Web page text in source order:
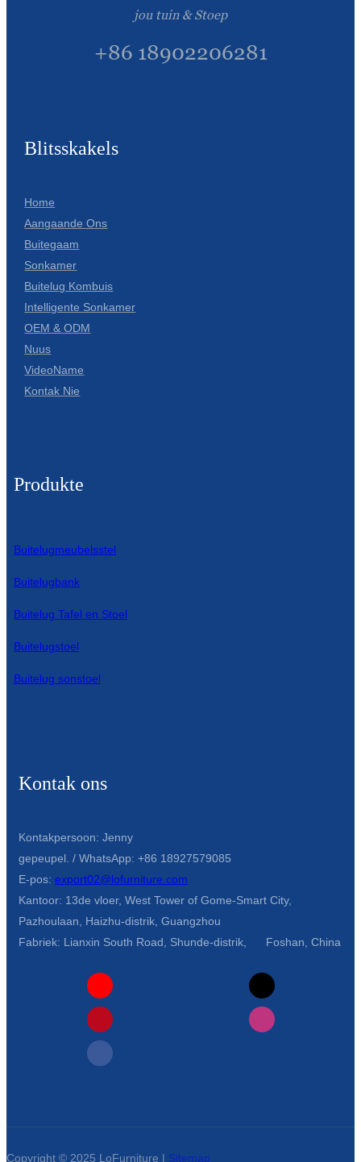
jou tuin & Stoep
+86 18902206281
Blitsskakels
Home
Aangaande Ons
Buitegaam
Sonkamer
Buitelug Kombuis
Intelligente Sonkamer
OEM & ODM
Nuus
VideoName
Kontak Nie
Produkte
Buitelugmeubelsstel
Buitelugbank
Buitelug Tafel en Stoel
Buitelugstoel
Buitelug sonstoel
Kontak ons
Kontakpersoon: Jenny
gepeupel. / WhatsApp: +86 18927579085
E-pos: export02@lofurniture.com
Kantoor: 13de vloer, West Tower of Gome-Smart City,
Pazhoulaan, Haizhu-distrik, Guangzhou
Fabriek: Lianxin South Road, Shunde-distrik, Foshan, China
Copyright © 2025 LoFurniture | Sitemap